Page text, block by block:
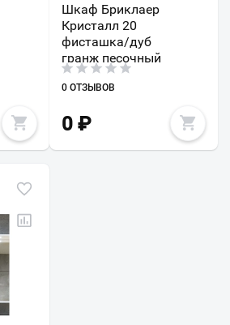
Шкаф Бриклаер
Кристалл 20
фисташка/дуб
гранж песочный
0 ОТЗЫВОВ
0₽